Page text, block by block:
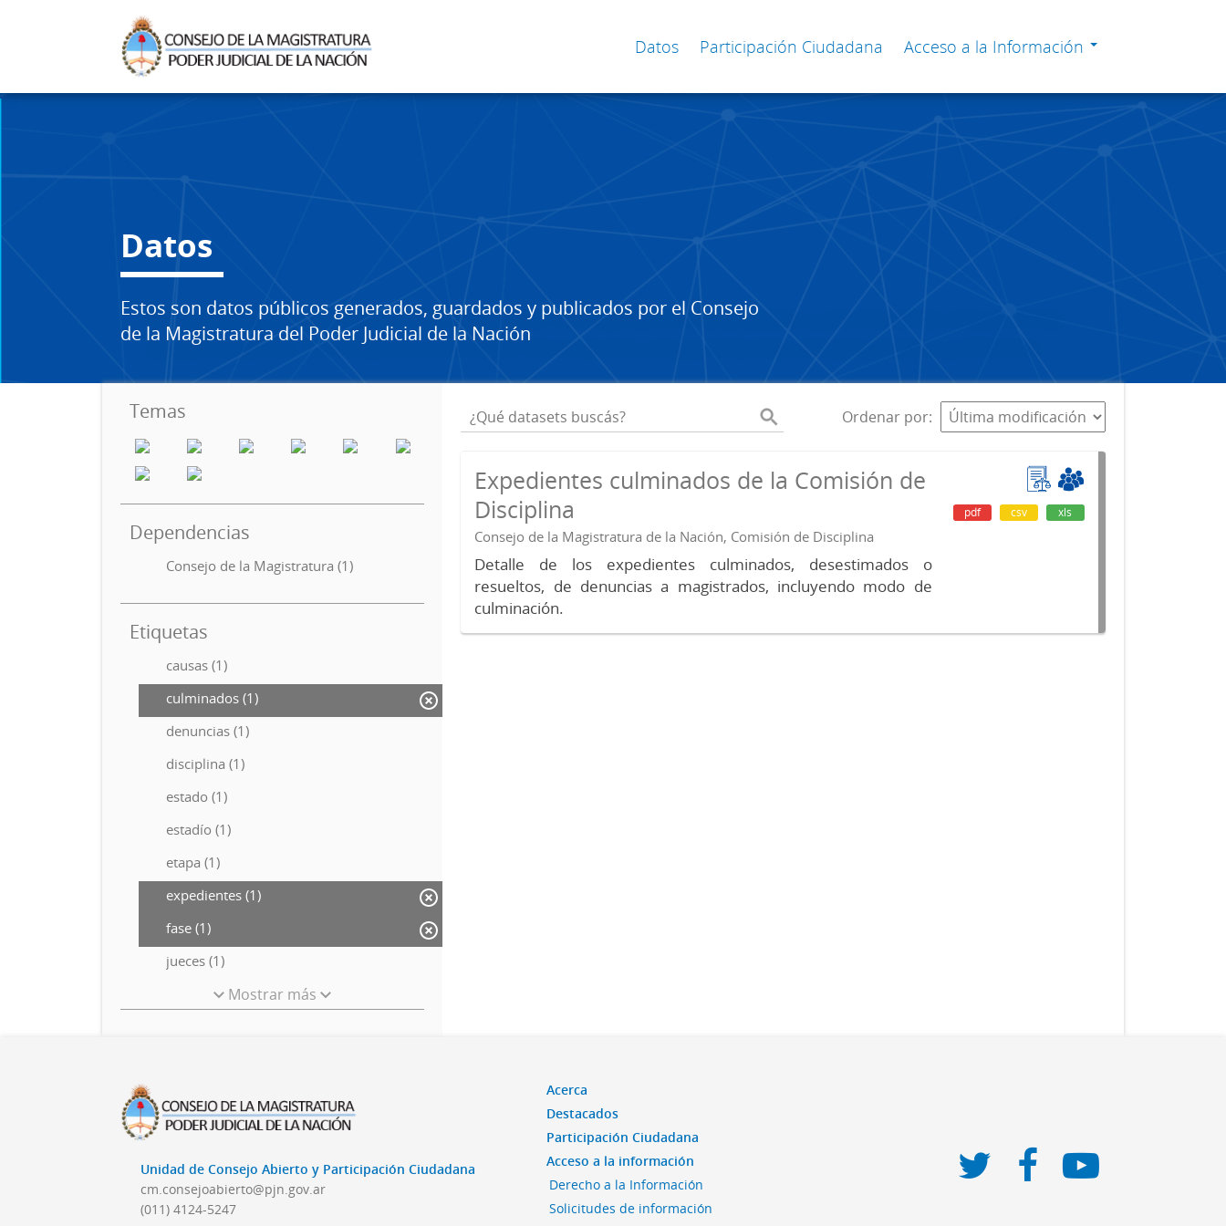
Datos Participación Ciudadana Acceso a la Información
Datos
Estos son datos públicos generados, guardados y publicados por el Consejo
de la Magistratura del Poder Judicial de la Nación
Temas
Dependencias
Consejo de la Magistratura (1)
Etiquetas
causas (1)
culminados (1)
denuncias (1)
disciplina (1)
estado (1)
estadío (1)
etapa (1)
expedientes (1)
fase (1)
jueces (1)
Mostrar más
Ordenar por
Expedientes culminados de la Comisión de
Disciplina
Consejo de la Magistratura de la Nación, Comisión de Disciplina
Detalle de los expedientes culminados, desestimados o
resueltos, de denuncias a magistrados, incluyendo modo de
culminación.
pdf csv xls
Unidad de Consejo Abierto y Participación Ciudadana
cm.consejoabierto@pjn.gov.ar
(011) 4124-5247
Acerca
Destacados
Participación Ciudadana
Acceso a la información
Derecho a la Información
Solicitudes de información